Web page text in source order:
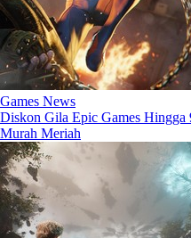
Games News
Diskon Gila Epic Games Hingga
Murah Meriah